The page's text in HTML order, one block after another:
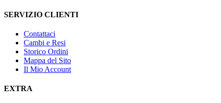
SERVIZIO CLIENTI
Contattaci
Cambi e Resi
Storico Ordini
Mappa del Sito
Il Mio Account
EXTRA